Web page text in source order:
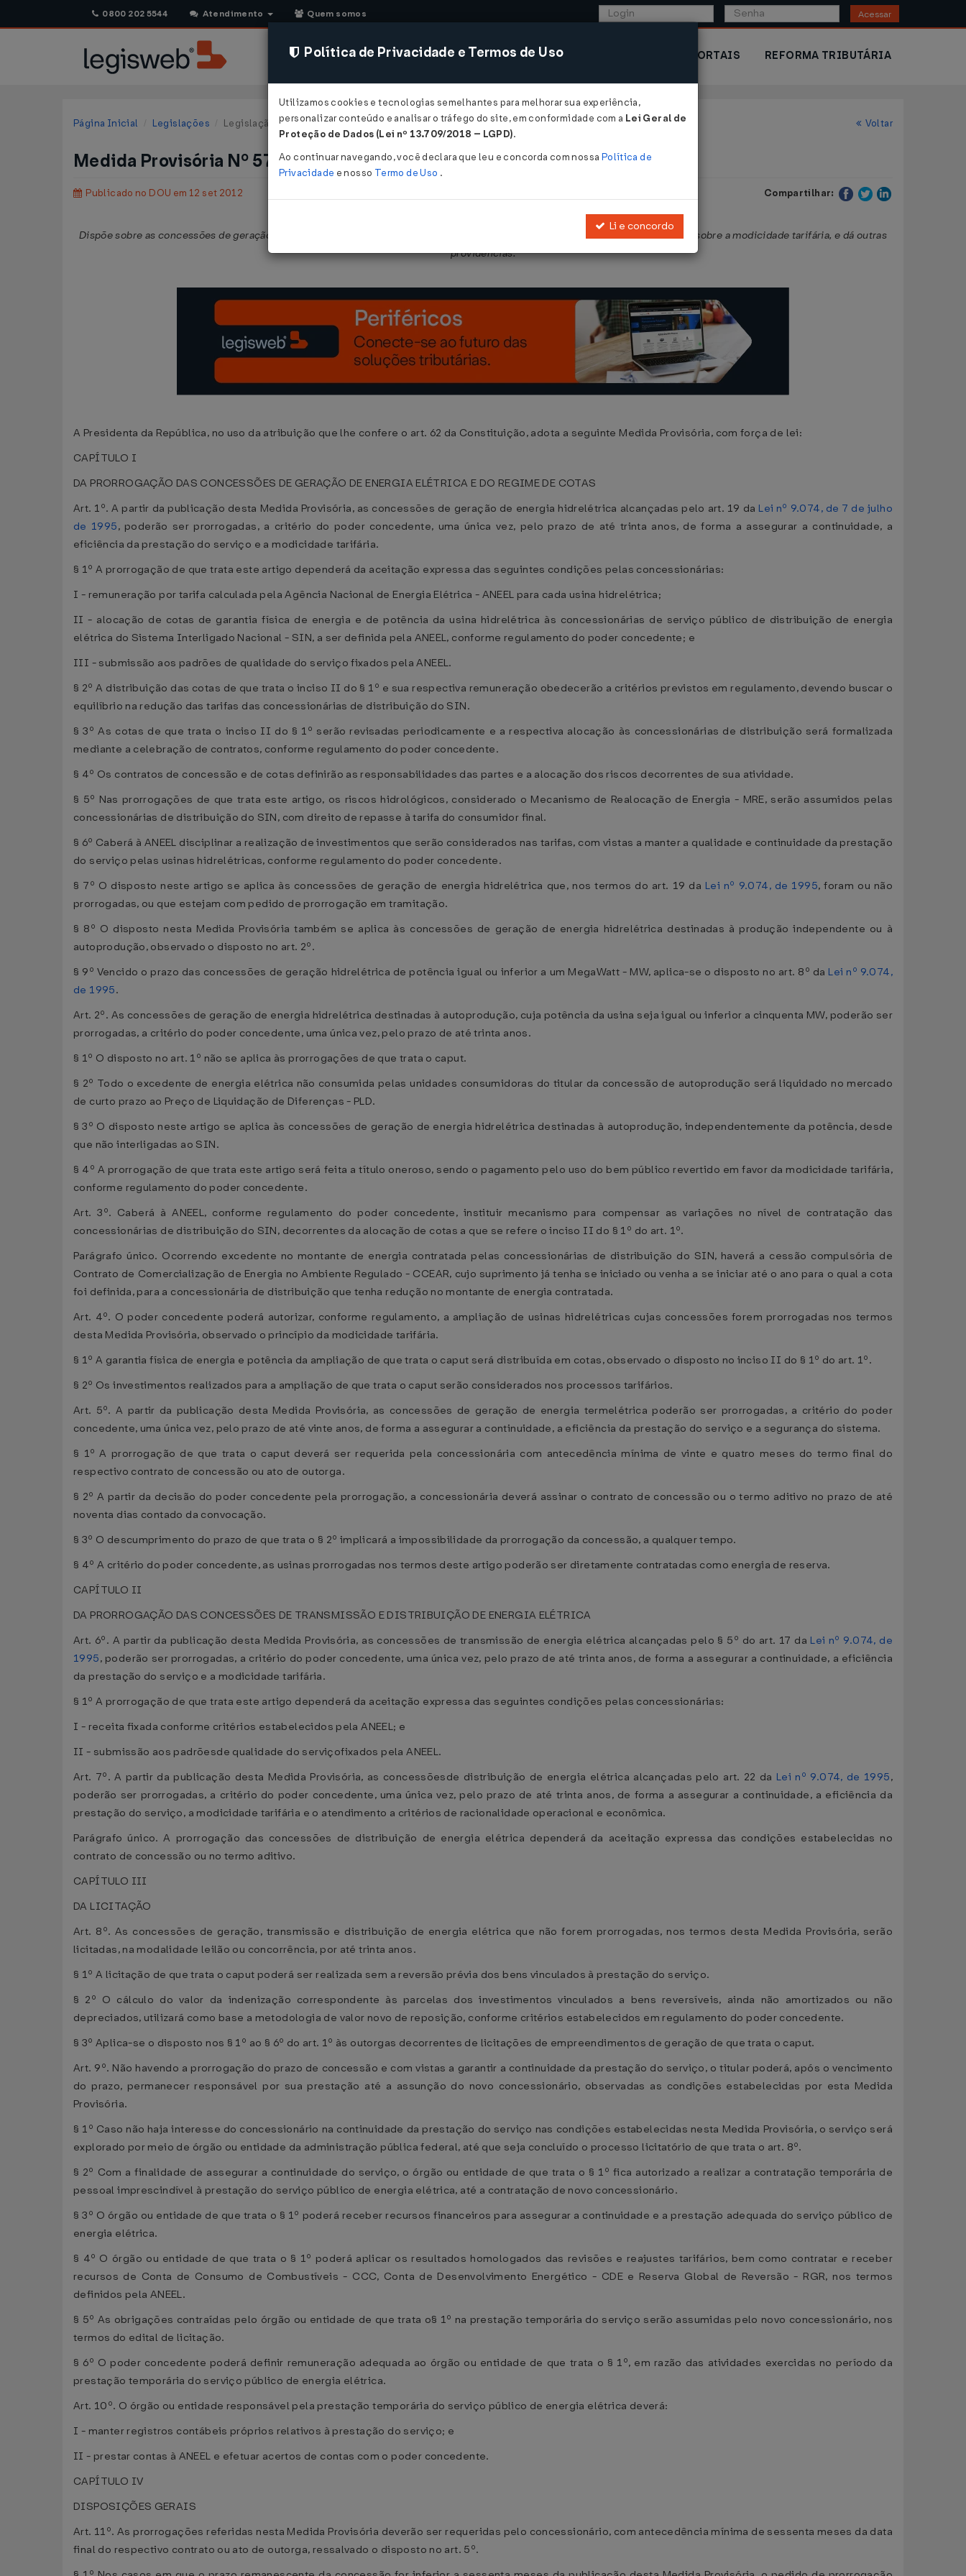
0800 202 5544 Atendimento Quem somos Acessar
CONSULTORIA SISTEMAS COMÉRCIO EXTERIOR PORTAIS REFORMA TRIBUTÁRIA
Página Inicial Legislações Legislação Federal Voltar
Medida Provisória Nº 579 DE 11/09/2012
Publicado no DOU em 12 set 2012 Compartilhar:
Dispõe sobre as concessões de geração, transmissão e distribuição de energia elétrica, sobre a redução dos encargos setoriais, sobre a modicidade tarifária, e dá outras
providências.
A Presidenta da República, no uso da atribuição que lhe confere o art. 62 da Constituição, adota a seguinte Medida Provisória, com força de lei:
CAPÍTULO I
DA PRORROGAÇÃO DAS CONCESSÕES DE GERAÇÃO DE ENERGIA ELÉTRICA E DO REGIME DE COTAS
Art. 1º. A partir da publicação desta Medida Provisória, as concessões de geração de energia hidrelétrica alcançadas pelo art. 19 da Lei nº 9.074, de 7 de julho
de 1995, poderão ser prorrogadas, a critério do poder concedente, uma única vez, pelo prazo de até trinta anos, de forma a assegurar a continuidade, a
eficiência da prestação do serviço e a modicidade tarifária.
§ 1º A prorrogação de que trata este artigo dependerá da aceitação expressa das seguintes condições pelas concessionárias:
I - remuneração por tarifa calculada pela Agência Nacional de Energia Elétrica - ANEEL para cada usina hidrelétrica;
II - alocação de cotas de garantia física de energia e de potência da usina hidrelétrica às concessionárias de serviço público de distribuição de energia
elétrica do Sistema Interligado Nacional - SIN, a ser definida pela ANEEL, conforme regulamento do poder concedente; e
III - submissão aos padrões de qualidade do serviço fixados pela ANEEL.
§ 2º A distribuição das cotas de que trata o inciso II do § 1º e sua respectiva remuneração obedecerão a critérios previstos em regulamento, devendo buscar o
equilíbrio na redução das tarifas das concessionárias de distribuição do SIN.
§ 3º As cotas de que trata o inciso II do § 1º serão revisadas periodicamente e a respectiva alocação às concessionárias de distribuição será formalizada
mediante a celebração de contratos, conforme regulamento do poder concedente.
§ 4º Os contratos de concessão e de cotas definirão as responsabilidades das partes e a alocação dos riscos decorrentes de sua atividade.
§ 5º Nas prorrogações de que trata este artigo, os riscos hidrológicos, considerado o Mecanismo de Realocação de Energia - MRE, serão assumidos pelas
concessionárias de distribuição do SIN, com direito de repasse à tarifa do consumidor final.
§ 6º Caberá à ANEEL disciplinar a realização de investimentos que serão considerados nas tarifas, com vistas a manter a qualidade e continuidade da prestação
do serviço pelas usinas hidrelétricas, conforme regulamento do poder concedente.
§ 7º O disposto neste artigo se aplica às concessões de geração de energia hidrelétrica que, nos termos do art. 19 da Lei nº 9.074, de 1995, foram ou não
prorrogadas, ou que estejam com pedido de prorrogação em tramitação.
§ 8º O disposto nesta Medida Provisória também se aplica às concessões de geração de energia hidrelétrica destinadas à produção independente ou à
autoprodução, observado o disposto no art. 2º.
§ 9º Vencido o prazo das concessões de geração hidrelétrica de potência igual ou inferior a um MegaWatt - MW, aplica-se o disposto no art. 8º da Lei nº 9.074,
de 1995.
Art. 2º. As concessões de geração de energia hidrelétrica destinadas à autoprodução, cuja potência da usina seja igual ou inferior a cinquenta MW, poderão ser
prorrogadas, a critério do poder concedente, uma única vez, pelo prazo de até trinta anos.
§ 1º O disposto no art. 1º não se aplica às prorrogações de que trata o caput.
§ 2º Todo o excedente de energia elétrica não consumida pelas unidades consumidoras do titular da concessão de autoprodução será liquidado no mercado
de curto prazo ao Preço de Liquidação de Diferenças - PLD.
§ 3º O disposto neste artigo se aplica às concessões de geração de energia hidrelétrica destinadas à autoprodução, independentemente da potência, desde
que não interligadas ao SIN.
§ 4º A prorrogação de que trata este artigo será feita a título oneroso, sendo o pagamento pelo uso do bem público revertido em favor da modicidade tarifária,
conforme regulamento do poder concedente.
Art. 3º. Caberá à ANEEL, conforme regulamento do poder concedente, instituir mecanismo para compensar as variações no nível de contratação das
concessionárias de distribuição do SIN, decorrentes da alocação de cotas a que se refere o inciso II do § 1º do art. 1º.
Parágrafo único. Ocorrendo excedente no montante de energia contratada pelas concessionárias de distribuição do SIN, haverá a cessão compulsória de
Contrato de Comercialização de Energia no Ambiente Regulado - CCEAR, cujo suprimento já tenha se iniciado ou venha a se iniciar até o ano para o qual a cota
foi definida, para a concessionária de distribuição que tenha redução no montante de energia contratada.
Art. 4º. O poder concedente poderá autorizar, conforme regulamento, a ampliação de usinas hidrelétricas cujas concessões forem prorrogadas nos termos
desta Medida Provisória, observado o princípio da modicidade tarifária.
§ 1º A garantia física de energia e potência da ampliação de que trata o caput será distribuída em cotas, observado o disposto no inciso II do § 1º do art. 1º.
§ 2º Os investimentos realizados para a ampliação de que trata o caput serão considerados nos processos tarifários.
Art. 5º. A partir da publicação desta Medida Provisória, as concessões de geração de energia termelétrica poderão ser prorrogadas, a critério do poder
concedente, uma única vez, pelo prazo de até vinte anos, de forma a assegurar a continuidade, a eficiência da prestação do serviço e a segurança do sistema.
§ 1º A prorrogação de que trata o caput deverá ser requerida pela concessionária com antecedência mínima de vinte e quatro meses do termo final do
respectivo contrato de concessão ou ato de outorga.
§ 2º A partir da decisão do poder concedente pela prorrogação, a concessionária deverá assinar o contrato de concessão ou o termo aditivo no prazo de até
noventa dias contado da convocação.
§ 3º O descumprimento do prazo de que trata o § 2º implicará a impossibilidade da prorrogação da concessão, a qualquer tempo.
§ 4º A critério do poder concedente, as usinas prorrogadas nos termos deste artigo poderão ser diretamente contratadas como energia de reserva.
CAPÍTULO II
DA PRORROGAÇÃO DAS CONCESSÕES DE TRANSMISSÃO E DISTRIBUIÇÃO DE ENERGIA ELÉTRICA
Art. 6º. A partir da publicação desta Medida Provisória, as concessões de transmissão de energia elétrica alcançadas pelo § 5º do art. 17 da Lei nº 9.074, de
1995, poderão ser prorrogadas, a critério do poder concedente, uma única vez, pelo prazo de até trinta anos, de forma a assegurar a continuidade, a eficiência
da prestação do serviço e a modicidade tarifária.
§ 1º A prorrogação de que trata este artigo dependerá da aceitação expressa das seguintes condições pelas concessionárias:
I - receita fixada conforme critérios estabelecidos pela ANEEL; e
II - submissão aos padrõesde qualidade do serviçofixados pela ANEEL.
Art. 7º. A partir da publicação desta Medida Provisória, as concessõesde distribuição de energia elétrica alcançadas pelo art. 22 da Lei nº 9.074, de 1995,
poderão ser prorrogadas, a critério do poder concedente, uma única vez, pelo prazo de até trinta anos, de forma a assegurar a continuidade, a eficiência da
prestação do serviço, a modicidade tarifária e o atendimento a critérios de racionalidade operacional e econômica.
Parágrafo único. A prorrogação das concessões de distribuição de energia elétrica dependerá da aceitação expressa das condições estabelecidas no
contrato de concessão ou no termo aditivo.
CAPÍTULO III
DA LICITAÇÃO
Art. 8º. As concessões de geração, transmissão e distribuição de energia elétrica que não forem prorrogadas, nos termos desta Medida Provisória, serão
licitadas, na modalidade leilão ou concorrência, por até trinta anos.
§ 1º A licitação de que trata o caput poderá ser realizada sem a reversão prévia dos bens vinculados à prestação do serviço.
§ 2º O cálculo do valor da indenização correspondente às parcelas dos investimentos vinculados a bens reversíveis, ainda não amortizados ou não
depreciados, utilizará como base a metodologia de valor novo de reposição, conforme critérios estabelecidos em regulamento do poder concedente.
§ 3º Aplica-se o disposto nos § 1º ao § 6º do art. 1º às outorgas decorrentes de licitações de empreendimentos de geração de que trata o caput.
Art. 9º. Não havendo a prorrogação do prazo de concessão e com vistas a garantir a continuidade da prestação do serviço, o titular poderá, após o vencimento
do prazo, permanecer responsável por sua prestação até a assunção do novo concessionário, observadas as condições estabelecidas por esta Medida
Provisória.
§ 1º Caso não haja interesse do concessionário na continuidade da prestação do serviço nas condições estabelecidas nesta Medida Provisória, o serviço será
explorado por meio de órgão ou entidade da administração pública federal, até que seja concluído o processo licitatório de que trata o art. 8º.
§ 2º Com a finalidade de assegurar a continuidade do serviço, o órgão ou entidade de que trata o § 1º fica autorizado a realizar a contratação temporária de
pessoal imprescindível à prestação do serviço público de energia elétrica, até a contratação de novo concessionário.
§ 3º O órgão ou entidade de que trata o § 1º poderá receber recursos financeiros para assegurar a continuidade e a prestação adequada do serviço público de
energia elétrica.
§ 4º O órgão ou entidade de que trata o § 1º poderá aplicar os resultados homologados das revisões e reajustes tarifários, bem como contratar e receber
recursos de Conta de Consumo de Combustíveis - CCC, Conta de Desenvolvimento Energético - CDE e Reserva Global de Reversão - RGR, nos termos
definidos pela ANEEL.
§ 5º As obrigações contraídas pelo órgão ou entidade de que trata o§ 1º na prestação temporária do serviço serão assumidas pelo novo concessionário, nos
termos do edital de licitação.
§ 6º O poder concedente poderá definir remuneração adequada ao órgão ou entidade de que trata o § 1º, em razão das atividades exercidas no período da
prestação temporária do serviço público de energia elétrica.
Art. 10º. O órgão ou entidade responsável pela prestação temporária do serviço público de energia elétrica deverá:
I - manter registros contábeis próprios relativos à prestação do serviço; e
II - prestar contas à ANEEL e efetuar acertos de contas com o poder concedente.
CAPÍTULO IV
DISPOSIÇÕES GERAIS
Art. 11º. As prorrogações referidas nesta Medida Provisória deverão ser requeridas pelo concessionário, com antecedência mínima de sessenta meses da data
final do respectivo contrato ou ato de outorga, ressalvado o disposto no art. 5º.
Política de Privacidade e Termos de Uso
Utilizamos cookies e tecnologias semelhantes para melhorar sua experiência,
personalizar conteúdo e analisar o tráfego do site, em conformidade com a Lei Geral de
Proteção de Dados (Lei nº 13.709/2018 – LGPD).
Ao continuar navegando, você declara que leu e concorda com nossa Política de
Privacidade e nosso Termo de Uso .
Li e concordo